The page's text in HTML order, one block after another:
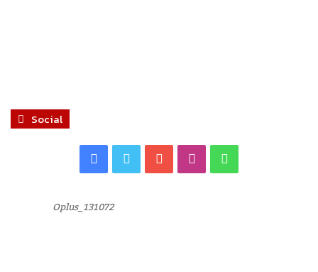
Social
Facebook
Twitter YouTubeInstagram
Oplus_131072